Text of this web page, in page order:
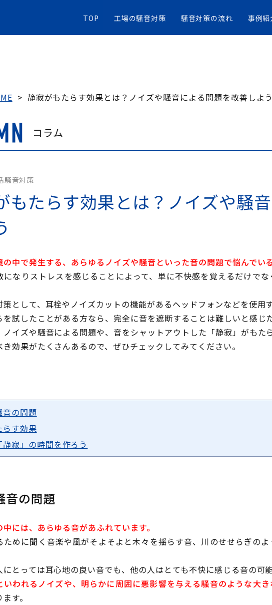
TOP 工場の騒音対策 騒音対策の流れ 事例紹
> 静寂がもたらす効果とは？ノイズや騒音による問題を改善しよう
コラム
騒音対策
もたらす効果とは？ノイズや騒
の中で発生する、あらゆるノイズや騒音といった音の問題で悩んでい
になりストレスを感じることによって、単に不快感を覚えるだけで
として、耳栓やノイズカットの機能があるヘッドフォンなどを使用
を試したことがある方なら、完全に音を遮断することは難しいと感じ
イズや騒音による問題や、音をシャットアウトした「静寂」がもた
効果がたくさんあるので、ぜひチェックしてみてください。
音の問題
す効果
寂」の時間を作ろう
音の問題
には、あらゆる音があふれています。
ために聞く音楽や風がそよそよと木々を揺らす音、川のせせらぎの
にとっては耳心地の良い音でも、他の人はとても不快に感じる音の可能
いわれるノイズや、明らかに周囲に悪影響を与える騒音のような大
す。